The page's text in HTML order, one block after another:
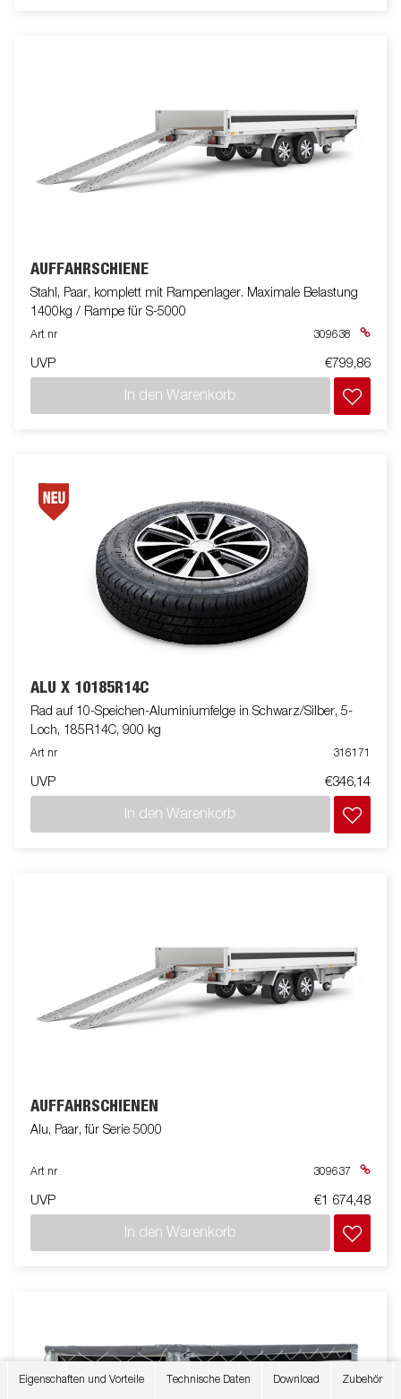
Eigenschaften und Vorteile Technische Daten Download Zubehör
AUFFAHRSCHIENE
Stahl, Paar, komplett mit Rampenlager. Maximale Belastung
1400kg / Rampe für S-5000
Art nr 309638
UVP €799,86
In den Warenkorb
ALU X 10185R14C
Rad auf 10-Speichen-Aluminiumfelge in Schwarz/Silber, 5-
Loch, 185R14C, 900 kg
Art nr 316171
UVP €346,14
In den Warenkorb
AUFFAHRSCHIENEN
Alu, Paar, für Serie 5000
Art nr 309637
UVP €1 674,48
In den Warenkorb